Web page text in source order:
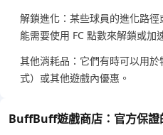
解鎖進化：某些球員的進化路
能需要使用 FC 點數來解鎖或加
其他消耗品：它們有時可以用
式）或其他遊戲內優惠。
BuffBuff遊戲商店：官方保證